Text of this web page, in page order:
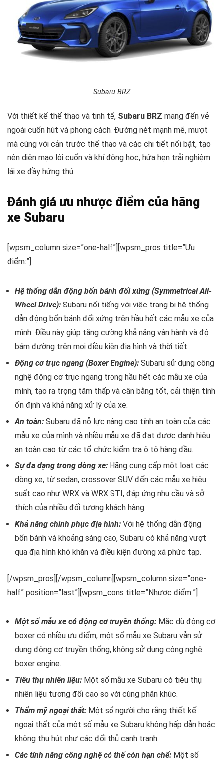
Subaru BRZ
Với thiết kế thể thao và tinh tế, Subaru BRZ mang đến vẻ
ngoài cuốn hút và phong cách. Đường nét mạnh mẽ, mượt
mà cùng với cản trước thể thao và các chi tiết nổi bật, tạo
nên diện mạo lôi cuốn và khí động học, hứa hẹn trải nghiệm
lái xe đầy hứng thú.
Đánh giá ưu nhược điểm của hãng
xe Subaru
[wpsm_column size=”one-half”][wpsm_pros title=”Ưu
điểm:”]
Hệ thống dẫn động bốn bánh đối xứng (Symmetrical All-
Wheel Drive): Subaru nổi tiếng với việc trang bị hệ thống
dẫn động bốn bánh đối xứng trên hầu hết các mẫu xe của
mình. Điều này giúp tăng cường khả năng vận hành và độ
bám đường trên mọi điều kiện địa hình và thời tiết.
Động cơ trục ngang (Boxer Engine): Subaru sử dụng công
nghệ động cơ trục ngang trong hầu hết các mẫu xe của
mình, tạo ra trọng tâm thấp và cân bằng tốt, cải thiện tính
ổn định và khả năng xử lý của xe.
An toàn: Subaru đã nỗ lực nâng cao tính an toàn của các
mẫu xe của mình và nhiều mẫu xe đã đạt được danh hiệu
an toàn cao từ các tổ chức kiểm tra ô tô hàng đầu.
Sự đa dạng trong dòng xe: Hãng cung cấp một loạt các
dòng xe, từ sedan, crossover SUV đến các mẫu xe hiệu
suất cao như WRX và WRX STI, đáp ứng nhu cầu và sở
thích của nhiều đối tượng khách hàng.
Khả năng chinh phục địa hình: Với hệ thống dẫn động
bốn bánh và khoảng sáng cao, Subaru có khả năng vượt
qua địa hình khó khăn và điều kiện đường xá phức tạp.
[/wpsm_pros][/wpsm_column][wpsm_column size=”one-
half” position=”last”][wpsm_cons title=”Nhược điểm:”]
Một số mẫu xe có động cơ truyền thống: Mặc dù động cơ
boxer có nhiều ưu điểm, một số mẫu xe Subaru vẫn sử
dụng động cơ truyền thống, không sử dụng công nghệ
boxer engine.
Tiêu thụ nhiên liệu: Một số mẫu xe Subaru có tiêu thụ
nhiên liệu tương đối cao so với cùng phân khúc.
Thẩm mỹ ngoại thất: Một số người cho rằng thiết kế
ngoại thất của một số mẫu xe Subaru không hấp dẫn hoặc
không thu hút như các đối thủ cạnh tranh.
Các tính năng công nghệ có thể còn hạn chế: Một số